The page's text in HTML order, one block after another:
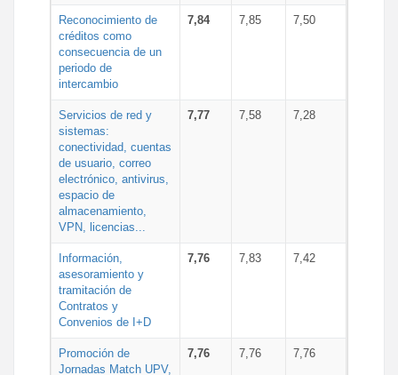
Reconocimiento de
créditos como
consecuencia de un
periodo de
intercambio
7,84 7,85 7,50
Servicios de red y
sistemas:
conectividad, cuentas
de usuario, correo
electrónico, antivirus,
espacio de
almacenamiento,
VPN, licencias...
7,77 7,58 7,28
Información,
asesoramiento y
tramitación de
Contratos y
Convenios de I+D
7,76 7,83 7,42
Promoción de
Jornadas Match UPV,
7,76 7,76 7,76